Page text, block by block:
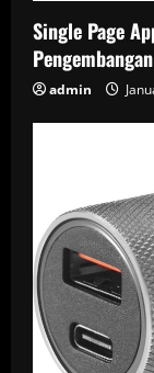
Single Page
admin